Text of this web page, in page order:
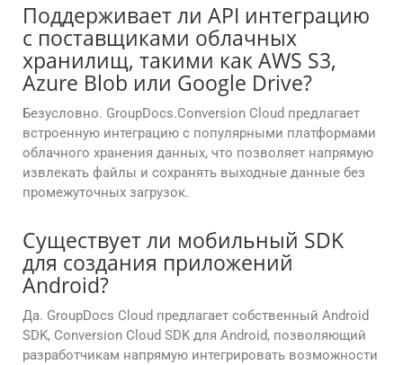
Поддерживает ли API интеграцию
с поставщиками облачных
хранилищ, такими как AWS S3,
Azure Blob или Google Drive?
Безусловно. GroupDocs.Conversion Cloud предлагает
встроенную интеграцию с популярными платформами
облачного хранения данных, что позволяет напрямую
извлекать файлы и сохранять выходные данные без
промежуточных загрузок.
Существует ли мобильный SDK
для создания приложений
Android?
Да. GroupDocs Cloud предлагает собственный Android
SDK, Conversion Cloud SDK для Android, позволяющий
разработчикам напрямую интегрировать возможности